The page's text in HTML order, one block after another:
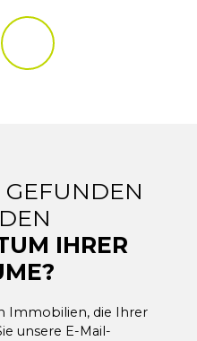
IHRER
Immobilien, die Ihrer
unsere E-Mail-